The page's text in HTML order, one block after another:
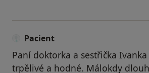
Pacient
Paní doktorka a sestřička
trpělivé a hodné. Málokdy